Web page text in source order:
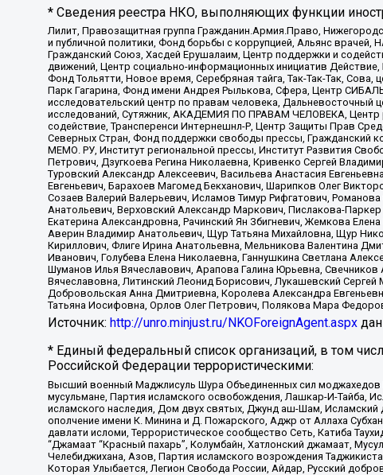
* Сведения реестра НКО, выполняющих функции
Лилит, Правозащитная группа Гражданин.Армия.Право,
и публичной политики, Фонд борьбы с коррупцией, Альянс
Гражданский Союз, Хасдей Ерушалаим, Центр поддержки и
движений, Центр социально-информационных инициатив
Фонд Тольятти, Новое время, Серебряная тайга, Так-Так-Так,
Парк Гагарина, Фонд имени Андрея Рылькова, Сфера, Центр
исследовательский центр по правам человека, Дальневосточный
исследований, Сутяжник, АКАДЕМИЯ ПО ПРАВАМ ЧЕЛОВЕКА, Центр
содействие, Трансперенси Интернешнл-Р, Центр Защиты Прав
Северных Стран, Фонд поддержки свободы прессы, Гражданский
МЕМО. РУ, Институт региональной прессы, Институт Развития
Петрович, Дзугкоева Регина Николаевна, Кривенко Сергей
Туровский Александр Алексеевич, Васильева Анастасия
Евгеньевич, Барахоев Магомед Бекханович, Шарипков Олег
Созаев Валерий Валерьевич, Исламов Тимур Рифгатович,
Анатольевич, Верховский Александр Маркович, Пислакова-
Екатерина Александровна, Рачинский Ян Збигневич, Жемкова
Аверин Владимир Анатольевич, Щур Татьяна Михайловна, Щур
Кириллович, Флиге Ирина Анатольевна, Мельникова Валентина
Иванович, Голубева Елена Николаевна, Ганнушкина Светлана
Шуманов Илья Вячеславович, Арапова Галина Юрьевна,
Вячеславовна, Литинский Леонид Борисович, Лукашевский
Добровольская Анна Дмитриевна, Королева Александра
Татьяна Иосифовна, Орлов Олег Петрович, Полякова Мара
Источник: http://unro.minjust.ru/NKOForeignAgent.aspx
* Единый федеральный список организаций, в том
Российской Федерации террористическими:
Высший военный Маджлисуль Шура Объединенных сил моджахедов
мусульмане, Партия исламского освобождения, Лашкар-И-Тайба,
исламского наследия, Дом двух святых, Джунд аш-Шам,
ополчение имени К. Минина и Д. Пожарского, Аджр от Аллаха
давлати исломи, Террористическое сообщество Сеть, Катиба
“Джамаат “Красный пахарь”, Колумбайн, Хатлонский джамаат,
Челебиджихана, Азов, Партия исламского возрождения
Которая Улыбается, Легион Свобода России, Айдар, Русский